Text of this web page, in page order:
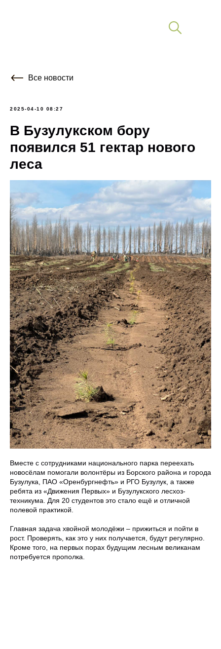
Все новости
2025-04-10 08:27
В Бузулукском бору
появился 51 гектар нового
леса
Вместе с сотрудниками национального парка переехать
новосёлам помогали волонтёры из Борского района и города
Бузулука, ПАО «Оренбургнефть» и РГО Бузулук, а также
ребята из «Движения Первых» и Бузулукского лесхоз-
техникума. Для 20 студентов это стало ещё и отличной
полевой практикой.
Главная задача хвойной молодёжи – прижиться и пойти в
рост. Проверять, как это у них получается, будут регулярно.
Кроме того, на первых порах будущим лесным великанам
потребуется прополка.